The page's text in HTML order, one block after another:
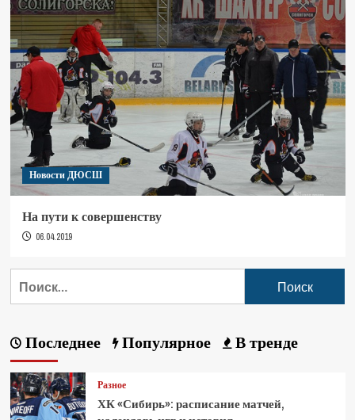
Новости ДЮСШ
На пути к совершенству
06.04.2019
Последнее Популярное В тренде
Разное
ХК «Сибирь»: расписание матчей,